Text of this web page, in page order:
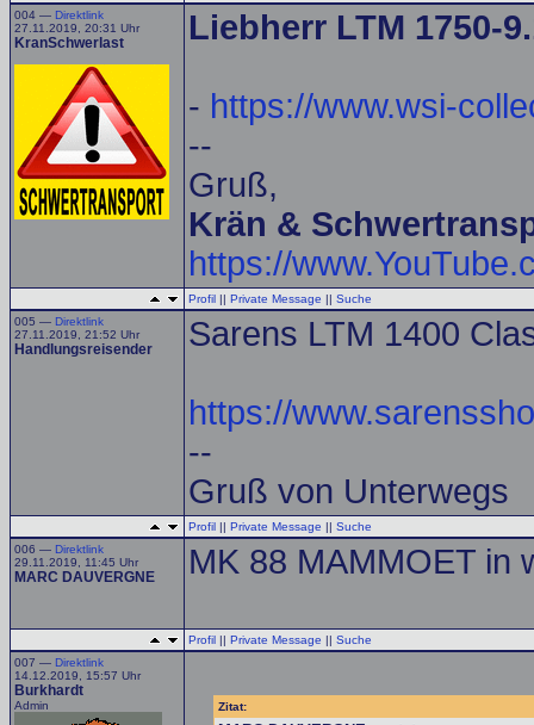
004 — Direktlink
27.11.2019, 20:31 Uhr
KranSchwerlast Liebherr LTM 1750-
- https://www.wsi-
--
Gruß,
Krän &
https://
Profil || Private Message || Suche
005 — Direktlink
27.11.2019, 21:52 Uhr
Handlungsreisender Sarens LTM 1400
https://
--
Gruß von Unterwegs
Profil || Private Message || Suche
006 — Direktlink
29.11.2019, 11:45 Uhr
MARC DAUVERGNE MK 88 MAMMOET in
Profil || Private Message || Suche
007 — Direktlink
14.12.2019, 15:57 Uhr
Burkhardt
Admin Zitat: